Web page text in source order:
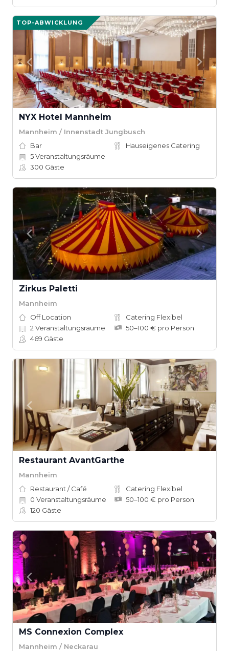
TOP-ABWICKLUNG
NYX Hotel Mannheim
Mannheim / Innenstadt Jungbusch
Bar
Hauseigenes Catering
5Veranstaltungsräume
300 Gäste
Zirkus Paletti
Mannheim
Off Location
Catering Flexibel
2 Veranstaltungsräume
50–100 € pro Person
469 Gäste
Restaurant AvantGarthe
Mannheim
Restaurant / Café
Catering Flexibel
0 Veranstaltungsräume
50–100 € pro Person
120 Gäste
MS Connexion Complex
Mannheim / Neckarau